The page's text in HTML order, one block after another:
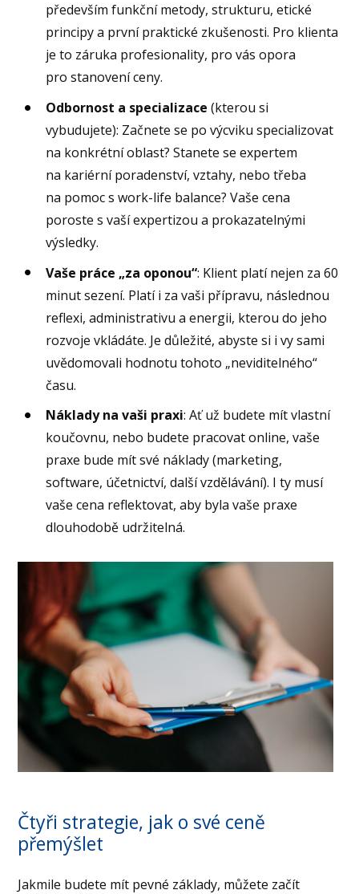
především funkční metody, strukturu, etické
principy a první praktické zkušenosti. Pro klienta
je to záruka profesionality, pro vás opora
pro stanovení ceny.
Odbornost a specializace (kterou si
vybudujete): Začnete se po výcviku specializovat
na konkrétní oblast? Stanete se expertem
na kariérní poradenství, vztahy, nebo třeba
na pomoc s work-life balance? Vaše cena
poroste s vaší expertizou a prokazatelnými
výsledky.
Vaše práce „za oponou“: Klient platí nejen za 60
minut sezení. Platí i za vaši přípravu, následnou
reflexi, administrativu a energii, kterou do jeho
rozvoje vkládáte. Je důležité, abyste si i vy sami
uvědomovali hodnotu tohoto „neviditelného“
času.
Náklady na vaši praxi: Ať už budete mít vlastní
koučovnu, nebo budete pracovat online, vaše
praxe bude mít své náklady (marketing,
software, účetnictví, další vzdělávání). I ty musí
vaše cena reflektovat, aby byla vaše praxe
dlouhodobě udržitelná.
Čtyři strategie, jak o své ceně
přemýšlet
Jakmile budete mít pevné základy, můžete začít